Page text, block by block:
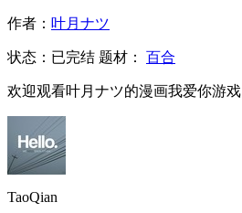
作者： 叶月ナツ
状态： 已完结 题材： 百合
欢迎观看叶月ナツ的漫画我爱你游戏
TaoQian